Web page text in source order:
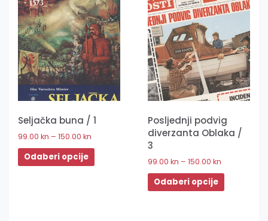
Seljačka buna / 1
99.00 kn – 150.00 kn
Odaberi opcije
Posljednji podvig
diverzanta Oblaka /
3
99.00kn –150.00kn
Odaberi opcije